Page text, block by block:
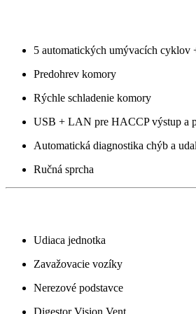
5 automatických umývacích cyklov
Predohrev komory
Rýchle schladenie komory
USB + LAN pre HACCP výstup a
Automatická diagnostika chýb a
Ručná sprcha
Udiaca jednotka
Zavažovacie vozíky
Nerezové podstavce
Digestor Vision Vent